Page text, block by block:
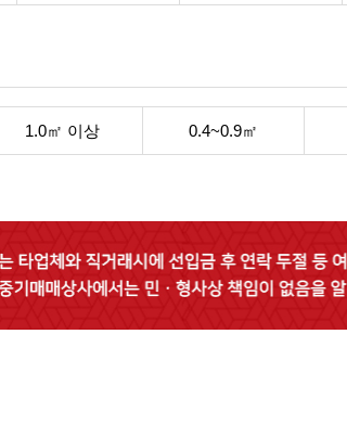
1.0㎡ 이상 0.4~0.9㎡